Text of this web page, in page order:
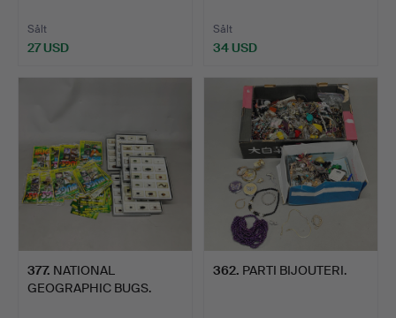
Sålt
27 USD
Sålt
34 USD
377. NATIONAL
GEOGRAPHIC BUGS.
362. PARTI BIJOUTERI.